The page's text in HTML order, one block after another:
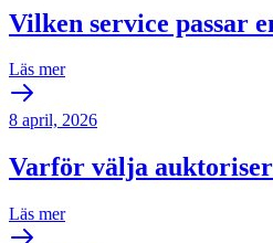
Vilken service passar
Läs mer
8 april, 2026
Varför välja
Läs mer